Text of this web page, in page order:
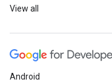
View all
Android